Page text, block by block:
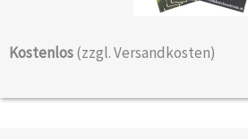
Kostenlos(zzgl. Versandkosten)